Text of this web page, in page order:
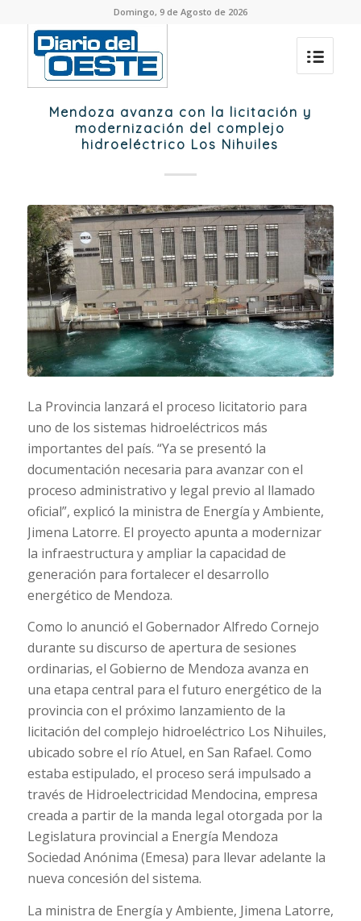
Domingo, 9 de Agosto de 2026
Mendoza avanza con la licitación y
modernización del complejo
hidroeléctrico Los Nihuiles
La Provincia lanzará el proceso licitatorio para
uno de los sistemas hidroeléctricos más
importantes del país. “Ya se presentó la
documentación necesaria para avanzar con el
proceso administrativo y legal previo al llamado
oficial”, explicó la ministra de Energía y Ambiente,
Jimena Latorre. El proyecto apunta a modernizar
la infraestructura y ampliar la capacidad de
generación para fortalecer el desarrollo
energético de Mendoza.
Como lo anunció el Gobernador Alfredo Cornejo
durante su discurso de apertura de sesiones
ordinarias, el Gobierno de Mendoza avanza en
una etapa central para el futuro energético de la
provincia con el próximo lanzamiento de la
licitación del complejo hidroeléctrico Los Nihuiles,
ubicado sobre el río Atuel, en San Rafael. Como
estaba estipulado, el proceso será impulsado a
través de Hidroelectricidad Mendocina, empresa
creada a partir de la manda legal otorgada por la
Legislatura provincial a Energía Mendoza
Sociedad Anónima (Emesa) para llevar adelante la
nueva concesión del sistema.
La ministra de Energía y Ambiente, Jimena Latorre,